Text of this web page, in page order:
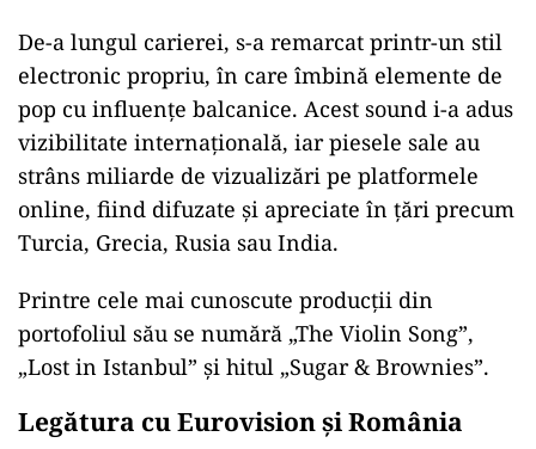
De-a lungul carierei, s-a remarcat printr-un stil
electronic propriu, în care îmbină elemente de
pop cu influențe balcanice. Acest sound i-a adus
vizibilitate internațională, iar piesele sale au
strâns miliarde de vizualizări pe platformele
online, fiind difuzate și apreciate în țări precum
Turcia, Grecia, Rusia sau India.
Printre cele mai cunoscute producții din
portofoliul său se numără „The Violin Song”,
„Lost in Istanbul” și hitul „Sugar & Brownies”.
Legătura cu Eurovision și România